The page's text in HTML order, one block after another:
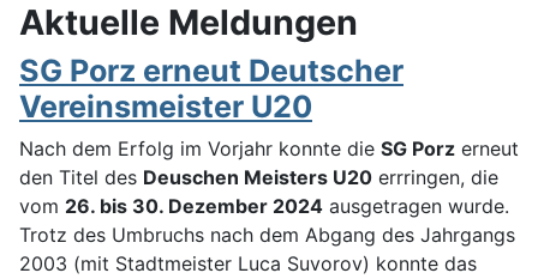
Aktuelle Meldungen
SG Porz erneut Deutscher
Vereinsmeister U20
Nach dem Erfolg im Vorjahr konnte die SG Porz erneut
den Titel des Deuschen Meisters U20 errringen, die
vom 26. bis 30. Dezember 2024 ausgetragen wurde.
Trotz des Umbruchs nach dem Abgang des Jahrgangs
2003 (mit Stadtmeister Luca Suvorov) konnte das